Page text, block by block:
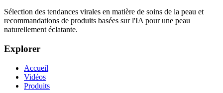
Sélection des tendances virales en matière de soins de la peau et
recommandations de produits basées sur l'IA pour une peau
naturellement éclatante.
Explorer
Accueil
Vidéos
Produits